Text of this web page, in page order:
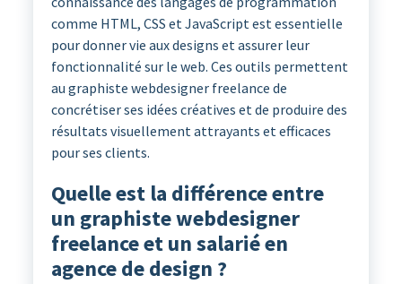
comme HTML, CSS et JavaScript est essentielle
pour donner vie aux designs et assurer leur
fonctionnalité sur le web. Ces outils permettent
au graphiste webdesigner freelance de
concrétiser ses idées créatives et de produire des
résultats visuellement attrayants et efficaces
pour ses clients.
Quelle est la différence entre
un graphiste webdesigner
freelance et un salarié en
agence de design ?